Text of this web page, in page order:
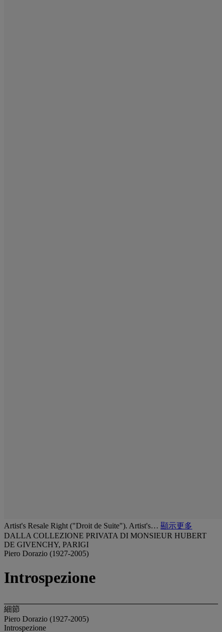
Artist's Resale Right ("Droit de Suite"). Artist's… 顯示更多
DALLA COLLEZIONE PRIVATA DI MONSIEUR HUBERT
DE GIVENCHY, PARIGI
Piero Dorazio (1927-2005)
Introspezione
細節
Piero Dorazio (1927-2005)
Introspezione